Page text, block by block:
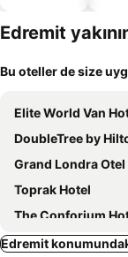
Edremit
Bu oteller de size
Elite World Van
DoubleTree by
Grand Londra Otel
Toprak Hotel
The Conforium
El Baboos Hotel
Edremit